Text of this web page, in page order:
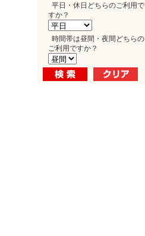
平日・休日どちらのご利用で
すか？
時間帯は昼間・夜間どちらの
ご利用ですか？